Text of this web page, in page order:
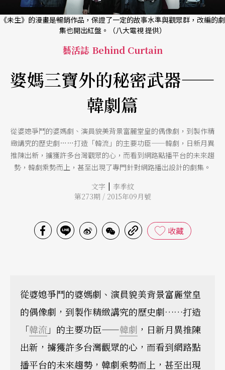
《未生》的漫畫是暢銷作品，保證了一定的故事水準與觀眾群，改編的劇
集也開出紅盤。（八大電視 提供）
藝活誌 Behind Curtain
婆媽三寶外的秘密武器——
韓劇篇
從婆媳爭鬥的婆媽劇、演員貌美背景富麗堂皇的偶像劇，到製作精
緻講究的歷史劇……打造「韓流」的主要功臣——韓劇，日新月異
推陳出新，擄獲許多台灣觀眾的心，而看到網路點播平台的未來趨
勢，韓劇乘勢而上，甚至出現了專門針對網路播出設計的劇集。
文字 | 李季紋
第273期 / 2015年09月號
收藏
從婆媳爭鬥的婆媽劇、演員貌美背景富麗堂皇
的偶像劇，到製作精緻講究的歷史劇……打造
「韓流」的主要功臣——韓劇 ，日新月異推陳
出新，擄獲許多台灣觀眾的心，而看到網路點
播平台的未來趨勢，韓劇乘勢而上，甚至出現